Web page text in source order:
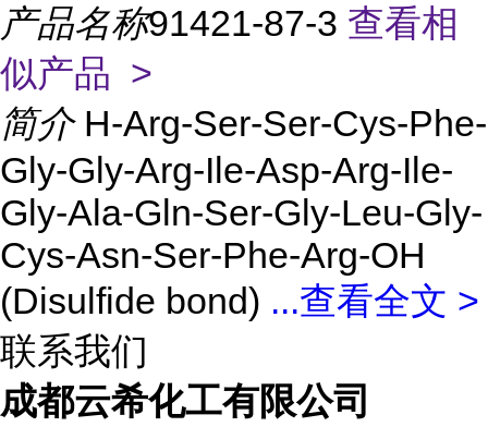
产品名称91421-87-3 查看相
似产品 >
简介 H-Arg-Ser-Ser-Cys-Phe-
Gly-Gly-Arg-Ile-Asp-Arg-Ile-
Gly-Ala-Gln-Ser-Gly-Leu-Gly-
Cys-Asn-Ser-Phe-Arg-OH
(Disulfide bond) ...查看全文 >
联系我们
成都云希化工有限公司